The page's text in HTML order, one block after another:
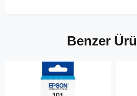
Benzer